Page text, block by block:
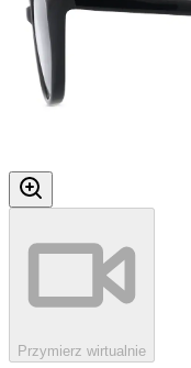
Przymierz wirtualnie